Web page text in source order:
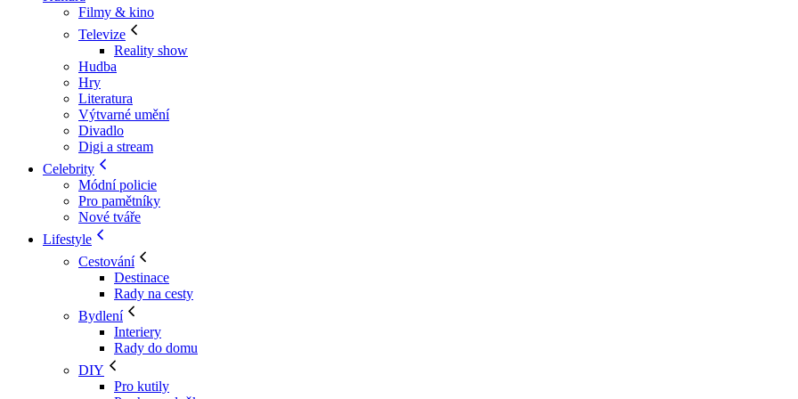
Filmy & kino
Televize
Reality show
Hudba
Hry
Literatura
Výtvarné umění
Divadlo
Digi a stream
Celebrity
Módní policie
Pro pamětníky
Nové tváře
Lifestyle
Cestování
Destinace
Rady na cesty
Bydlení
Interiery
Rady do domu
DIY
Pro kutily